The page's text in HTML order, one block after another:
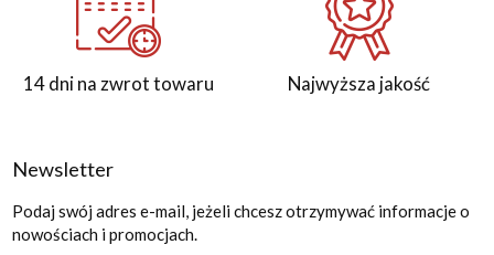
14 dni na zwrot towaru Najwyższa jakość
Newsletter
Podaj swój adres e-mail, jeżeli chcesz otrzymywać informacje o
nowościach i promocjach.